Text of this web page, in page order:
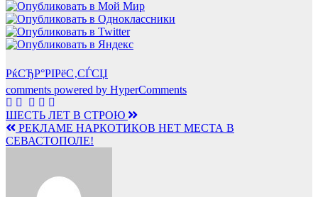
РќСЂР°РІРёС‚СЃСЏ
comments powered by HyperComments
Навигация
по
ШЕСТЬ ЛЕТ В СТРОЮ
РЕКЛАМЕ НАРКОТИКОВ НЕТ МЕСТА В
СЕВАСТОПОЛЕ!